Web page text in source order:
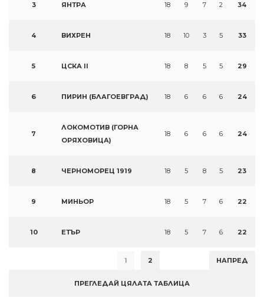
3 ЯНТРА 18 9 7 2 34
4 ВИХРЕН 18 10 3 5 33
5 ЦСКА II 18 8 5 5 29
6 ПИРИН (БЛАГОЕВГРАД) 18 6 6 6 24
7
ЛОКОМОТИВ (ГОРНА
ОРЯХОВИЦА)
18 6 6 6 24
8 ЧЕРНОМОРЕЦ 1919 18 5 8 5 23
9 МИНЬОР 18 5 7 6 22
10 ЕТЪР 18 5 7 6 22
1 2 НАПРЕД
ПРЕГЛЕДАЙ ЦЯЛАТА ТАБЛИЦА